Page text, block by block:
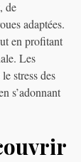
de
adaptées.
en profitant
Les
stress des
s’adonnant